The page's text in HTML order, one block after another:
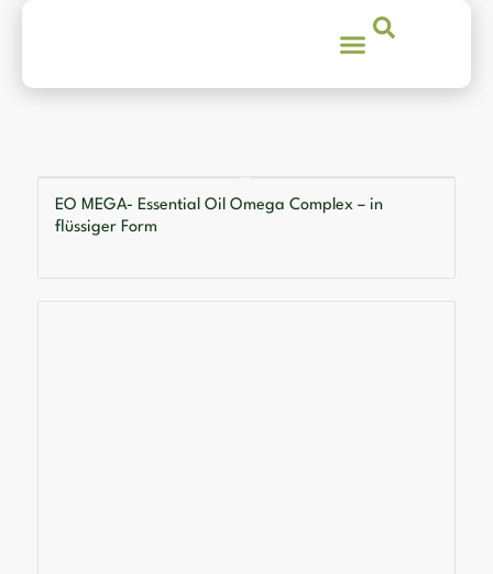
EO MEGA- Essential Oil Omega Complex – in
flüssiger Form